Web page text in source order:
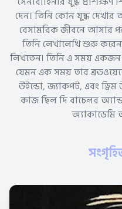
দেন। তিনি কোন যুদ্ধ দেখার
বেসামরিক জীবনে আসার
তিনি লেখালেখি শুরু
লিখতেন। তিনি এ সময়
যেমন এক সময় তার
উইন্ডো, জ্যাকপট, এবং
কাজ ছিল দি বাচেলর
অ্যাকাডেমি